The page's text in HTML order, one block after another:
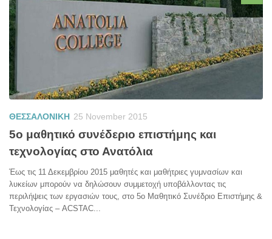
ΘΕΣΣΑΛΟΝΙΚΗ 25 November 2015
5ο μαθητικό συνέδεριο επιστήμης και
τεχνολογίας στο Ανατόλια
Έως τις 11 Δεκεμβρίου 2015 μαθητές και μαθήτριες γυμνασίων και
λυκείων μπορούν να δηλώσουν συμμετοχή υποβάλλοντας τις
περιλήψεις των εργασιών τους, στο 5ο Μαθητικό Συνέδριο Επιστήμης &
Τεχνολογίας – ACSTAC...